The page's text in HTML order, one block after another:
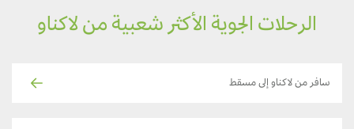
الرحلات الجوية الأكثر شعبية من لاكناو
سافر من لاكناو إلى مسقط